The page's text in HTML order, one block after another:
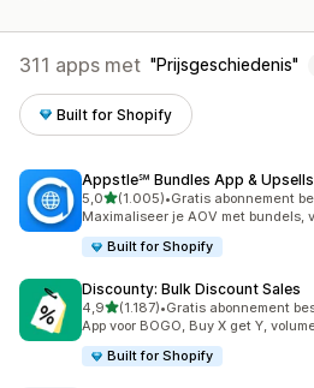
311 apps met Prijsgeschiedenis
Built for Shopify
Appstle℠ Bundles App & Upsells
5,0van 5 sterren
(1.005)
1005 recensies in totaal
•Gratis abonnement
Maximaliseer je AOV met bundels,
Built for Shopify
Discounty: Bulk Discount Sales
4,9van 5 sterren
(1.187)
1187 recensies in totaal
•Gratis abonnement
App voor BOGO, Buy X get Y,
Built for Shopify